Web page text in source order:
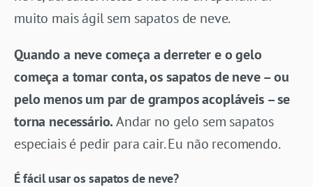
muito mais ágil sem sapatos de neve.
Quando a neve começa a derreter e o gelo
começa a tomar conta, os sapatos de neve – ou
pelo menos um par de grampos acopláveis – se
torna necessário.Andar no gelo sem sapatos
especiais é pedir para cair. Eu não recomendo.
É fácil usar os sapatos de neve?